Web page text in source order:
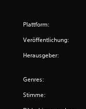
Plattform:
Veröffentlichung:
Herausgeber:
Genres:
Stimme: